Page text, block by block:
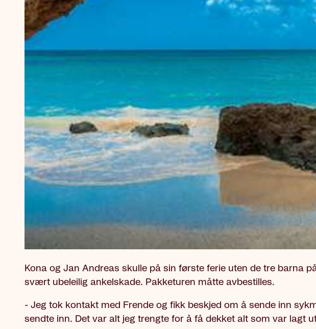
Kona og Jan Andreas skulle på sin første ferie uten de tre barna
svært ubeleilig ankelskade. Pakketuren måtte avbestilles.
- Jeg tok kontakt med Frende og fikk beskjed om å sende inn
sendte inn. Det var alt jeg trengte for å få dekket alt som var lagt